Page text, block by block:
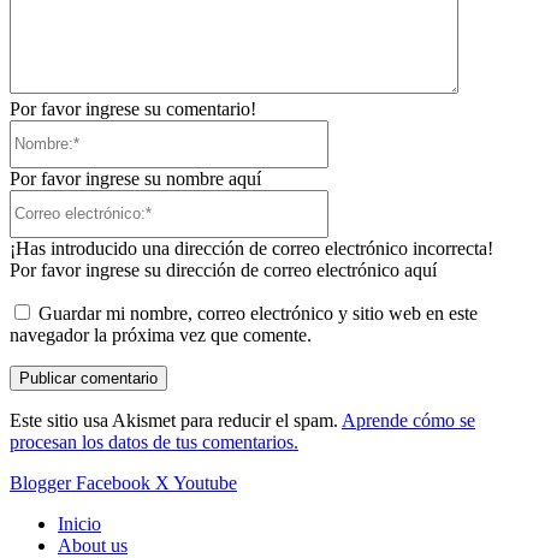
Por favor ingrese su comentario!
Por favor ingrese su nombre aquí
¡Has introducido una dirección de correo electrónico incorrecta!
Por favor ingrese su dirección de correo electrónico aquí
Guardar mi nombre, correo electrónico y sitio web en este
navegador la próxima vez que comente.
Este sitio usa Akismet para reducir el spam. Aprende cómo se
procesan los datos de tus comentarios.
Blogger Facebook X Youtube
Inicio
About us